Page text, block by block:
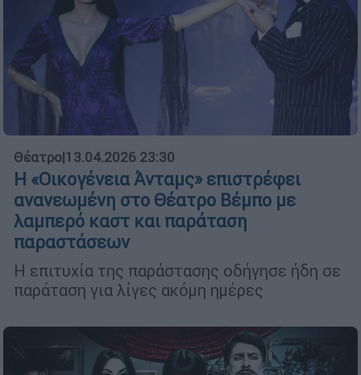
Θέατρο|13.04.2026 23:30
Η «Οικογένεια Άνταμς» επιστρέφει
ανανεωμένη στο Θέατρο Βέμπο με
λαμπερό καστ και παράταση
παραστάσεων
Η επιτυχία της παράστασης οδήγησε ήδη σε
παράταση για λίγες ακόμη ημέρες